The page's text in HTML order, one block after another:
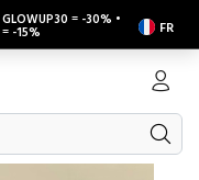
GLOWUP30 = -30% •
= -15% FR